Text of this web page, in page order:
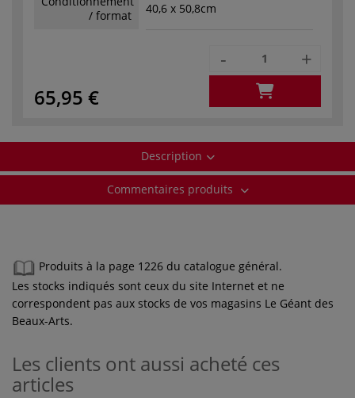
/ format
40,6 x 50,8cm
65,95 €
- +
Description
Commentaires produits
Produits à la page 1226 du catalogue général.
Les stocks indiqués sont ceux du site Internet et ne
correspondent pas aux stocks de vos magasins Le Géant des
Beaux-Arts.
Les clients ont aussi acheté ces
articles